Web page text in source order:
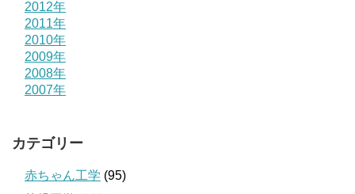
2012年
2011年
2010年
2009年
2008年
2007年
カテゴリー
赤ちゃん工学 (95)